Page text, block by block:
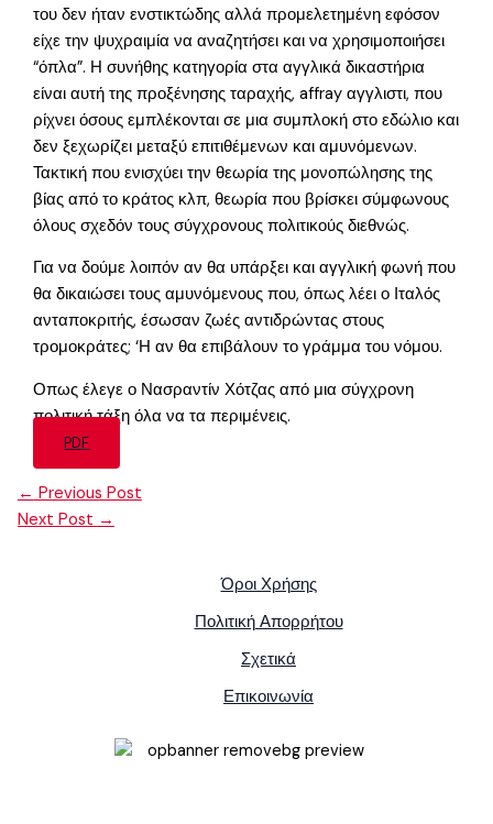
του δεν ήταν ενστικτώδης αλλά προμελετημένη εφόσον
είχε την ψυχραιμία να αναζητήσει και να χρησιμοποιήσει
“όπλα”. Η συνήθης κατηγορία στα αγγλικά δικαστήρια
είναι αυτή της προξένησης ταραχής, affray αγγλιστι, που
ρίχνει όσους εμπλέκονται σε μια συμπλοκή στο εδώλιο και
δεν ξεχωρίζει μεταξύ επιτιθέμενων και αμυνόμενων.
Τακτική που ενισχύει την θεωρία της μονοπώλησης της
βίας από το κράτος κλπ, θεωρία που βρίσκει σύμφωνους
όλους σχεδόν τους σύγχρονους πολιτικούς διεθνώς.
Για να δούμε λοιπόν αν θα υπάρξει και αγγλική φωνή που
θα δικαιώσει τους αμυνόμενους που, όπως λέει ο Ιταλός
ανταποκριτής, έσωσαν ζωές αντιδρώντας στους
τρομοκράτες; ‘Η αν θα επιβάλουν το γράμμα του νόμου.
Οπως έλεγε ο Νασραντίν Χότζας από μια σύγχρονη
πολιτική τάξη όλα να τα περιμένεις.
PDF
← Previous Post
Next Post →
Όροι Χρήσης
Πολιτική Απορρήτου
Σχετικά
Επικοινωνία